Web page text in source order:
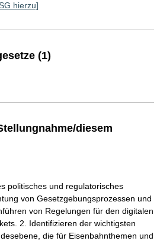
hierzu]
(1)
diesem
politisches und regulatorisches
von Gesetzgebungsprozessen und
von Regelungen für den digitalen
2. Identifizieren der wichtigsten
die für Eisenbahnthemen und